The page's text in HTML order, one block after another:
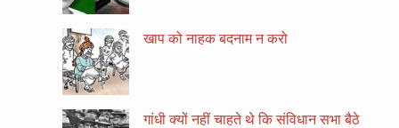
खाप को नाहक बदनाम न करो
गांधी क्यों नहीं चाहते थे कि संविधान सभा बैठे